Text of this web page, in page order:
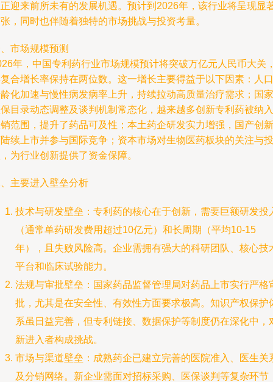
迎来前所未有的发展机遇。预计到2026年，该行业将呈现显
，同时也伴随着独特的市场挑战与投资考量。
市场规模预测
年，中国专利药行业市场规模预计将突破万亿元人民币大关
合增长率保持在两位数。这一增长主要得益于以下因素：人口
化加速与慢性病发病率上升，持续拉动高质量治疗需求；国家
目录动态调整及谈判机制常态化，越来越多创新专利药被纳入
范围，提升了药品可及性；本土药企研发实力增强，国产创新
续上市并参与国际竞争；资本市场对生物医药板块的关注与投
为行业创新提供了资金保障。
主要进入壁垒分析
技术与研发壁垒：专利药的核心在于创新，需要巨额研发投
（通常单药研发费用超过10亿元）和长周期（平均10-15
年），且失败风险高。企业需拥有强大的科研团队、核心技
平台和临床试验能力。
法规与审批壁垒：国家药品监督管理局对药品上市实行严格
批，尤其是在安全性、有效性方面要求极高。知识产权保护
系虽日益完善，但专利链接、数据保护等制度仍在深化中，
新进入者构成挑战。
市场与渠道壁垒：成熟药企已建立完善的医院准入、医生关
及分销网络。新企业需面对招标采购、医保谈判等复杂环节